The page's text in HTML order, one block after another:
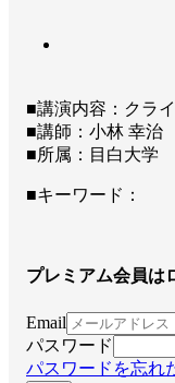
■講演内容：クラ
■講師：小林 幸治
■所属：目白大学
■キーワード：
プレミアム会員は
Email
パスワード
パスワードを忘れ